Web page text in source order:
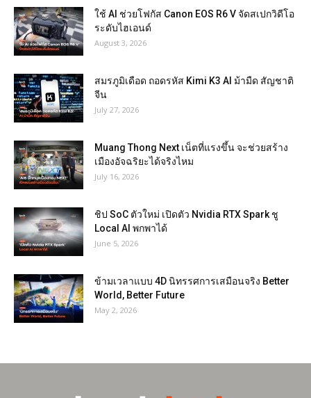
ใช้ AI ช่วยโฟกัส Canon EOS R6 V จัดสเปกวิดีโอ
ระดับไฮเอนด์
August 3, 2026
สมรภูมิเดือด ถอดรหัส Kimi K3 AI ม้ามืด สัญชาติ
จีน
July 27, 2026
Muang Thong Next เน็ตที่แรงขึ้น จะช่วยสร้าง
เมืองอัจฉริยะได้จริงไหม
July 16, 2026
ชิป SoC ตัวใหม่ เปิดตัว Nvidia RTX Spark ชู
Local AI พกพาได้
June 5, 2026
ข้ามเวลาแบบ 4D นิทรรศการเสมือนจริง Better
World, Better Future
May 2, 2026